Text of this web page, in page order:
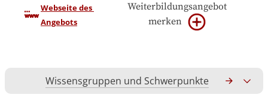
Webseite des
Angebots
Weiterbildungsangebot
merken
Wissensgruppen und Schwerpunkte